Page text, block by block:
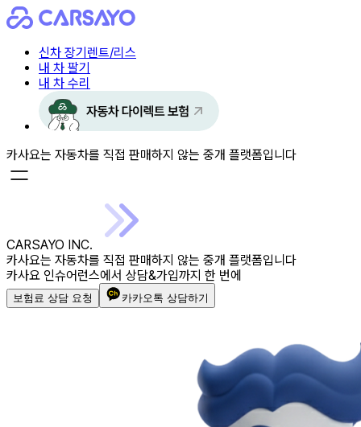
신차 장기렌트/리스
내 차 팔기
내 차 수리
카사요는 자동차를 직접 판매하지 않는 중개 플랫폼입니다
CARSAYO INC.
카사요는 자동차를 직접 판매하지 않는 중개 플랫폼입니다
카사요 인슈어런스에서 상담&가입까지 한 번에
보험료 상담 요청 카카오톡 상담하기